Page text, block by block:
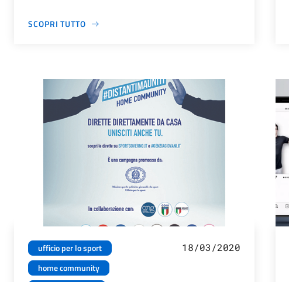
SCOPRI TUTTO
ufficio per lo sport
home community
18/03/2020